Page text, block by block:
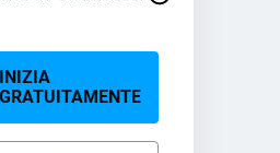
INIZIA
GRATUITAMENTE